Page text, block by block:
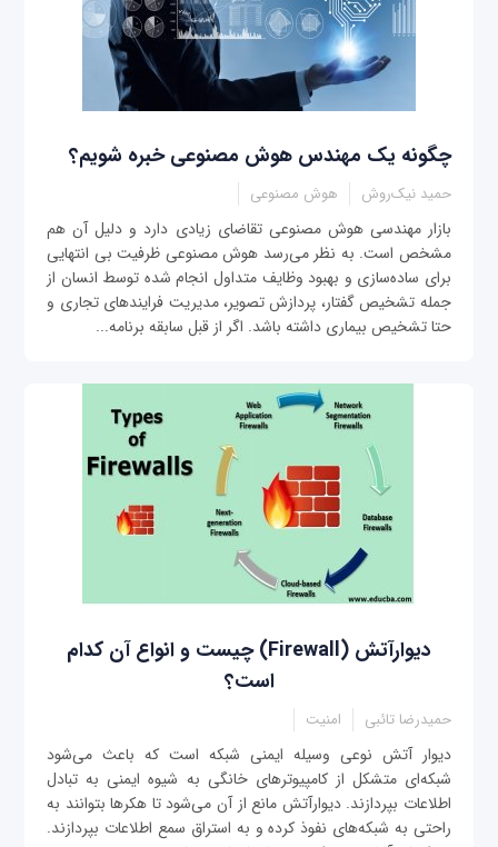
چگونه یک مهندس هوش مصنوعی خبره شویم؟
حمید نیک‌روش هوش مصنوعی
بازار مهندسی هوش مصنوعی تقاضای زیادی دارد و دلیل آن هم
مشخص است. به نظر می‌رسد هوش مصنوعی ظرفیت بی ‌انتهایی
برای ساده‌سازی و بهبود وظایف متداول انجام شده توسط انسان از
جمله تشخیص گفتار، پردازش تصویر، مدیریت فرایندهای تجاری و
حتا تشخیص بیماری داشته باشد. اگر از قبل سابقه برنامه‌...
دیوارآتش (Firewall) چیست و انواع آن کدام
است؟
حمیدرضا تائبی امنیت
دیوار آتش نوعی وسیله ایمنی شبکه است که باعث می‌شود
شبکه‌ای متشکل از کامپیوترهای خانگی به شیوه ایمنی به تبادل
اطلاعات بپردازند. دیوارآتش مانع از آن می‌شود تا هکرها بتوانند به
راحتی به شبکه‌های نفوذ کرده و به استراق سمع اطلاعات بپردازند.